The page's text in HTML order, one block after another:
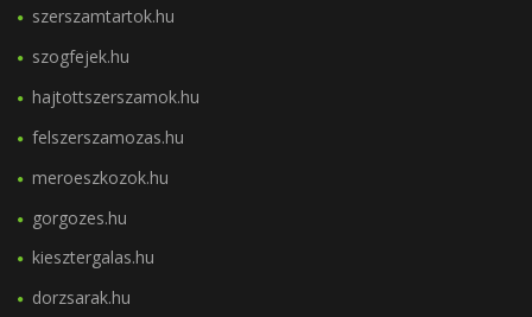
szerszamtartok.hu
szogfejek.hu
hajtottszerszamok.hu
felszerszamozas.hu
meroeszkozok.hu
gorgozes.hu
kiesztergalas.hu
dorzsarak.hu